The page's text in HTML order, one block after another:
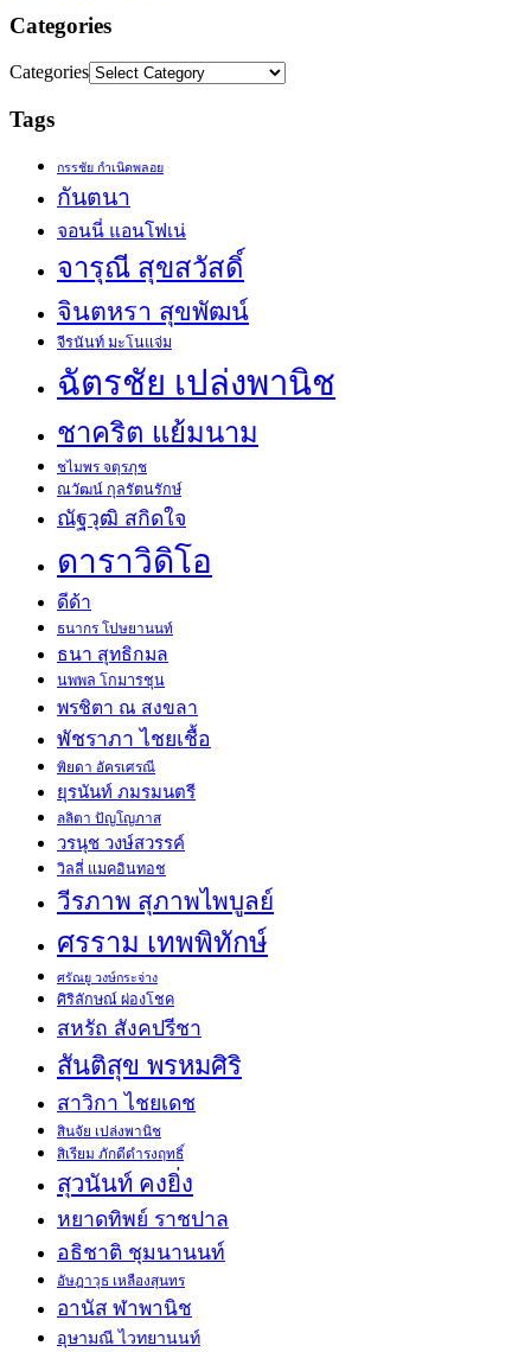
Categories
Categories
Tags
กรรชัย กำเนิดพลอย
กันตนา
จอนนี่ แอนโฟเน่
จารุณี สุขสวัสดิ์
จินตหรา สุขพัฒน์
จีรนันท์ มะโนแจ่ม
ฉัตรชัย เปล่งพานิช
ชาคริต แย้มนาม
ชไมพร จตุรภุช
ณวัฒน์ กุลรัตนรักษ์
ณัฐวุฒิ สกิดใจ
ดาราวิดิโอ
ดีด้า
ธนากร โปษยานนท์
ธนา สุทธิกมล
นพพล โกมารชุน
พรชิตา ณ สงขลา
พัชราภา ไชยเชื้อ
พิยดา อัครเศรณี
ยุรนันท์ ภมรมนตรี
ลลิตา ปัญโญภาส
วรนุช วงษ์สวรรค์
วิลลี่ แมคอินทอช
วีรภาพ สุภาพไพบูลย์
ศรราม เทพพิทักษ์
ศรัณยู วงษ์กระจ่าง
ศิริลักษณ์ ผ่องโชค
สหรัถ สังคปรีชา
สันติสุข พรหมศิริ
สาวิกา ไชยเดช
สินจัย เปล่งพานิช
สิเรียม ภักดีดำรงฤทธิ์
สุวนันท์ คงยิ่ง
หยาดทิพย์ ราชปาล
อธิชาติ ชุมนานนท์
อัษฎาวุธ เหลืองสุนทร
อานัส ฬาพานิช
อุษามณี ไวทยานนท์